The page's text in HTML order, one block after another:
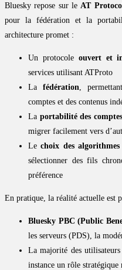
Bluesky repose sur le AT
pour la fédération et la
architecture promet :
Un protocole ouvert et
services utilisant ATProto
La fédération ,
comptes et des contenus
La portabilité des comptes
migrer facilement vers
Lechoix des algorithmes
sélectionner des fils
préférence
En pratique, la réalité actuelle est
Bluesky PBC (Public
les serveurs (PDS), la
La majorité des utilisateurs
instance un rôle stratégique